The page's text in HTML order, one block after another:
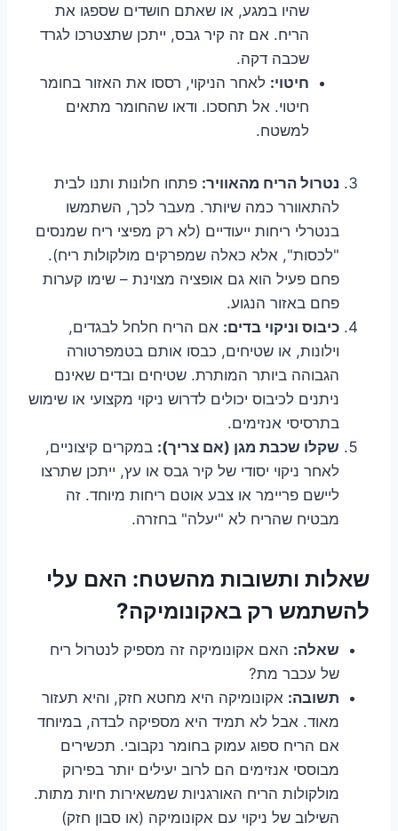
שהיו במגע, או שאתם חושדים שספגו את
הריח. אם זה קיר גבס, ייתכן שתצטרכו לגרד
שכבה דקה.
חיטוי: לאחר הניקוי, רססו את האזור בחומר
חיטוי. אל תחסכו. ודאו שהחומר מתאים
למשטח.
נטרול הריח מהאוויר: פתחו חלונות ותנו לבית
להתאוורר כמה שיותר. מעבר לכך, השתמשו
בנטרלי ריחות ייעודיים (לא רק מפיצי ריח שמנסים
"לכסות", אלא כאלה שמפרקים מולקולות ריח).
פחם פעיל הוא גם אופציה מצוינת – שימו קערות
פחם באזור הנגוע.
כיבוס וניקוי בדים: אם הריח חלחל לבגדים,
וילונות, או שטיחים, כבסו אותם בטמפרטורה
הגבוהה ביותר המותרת. שטיחים ובדים שאינם
ניתנים לכיבוס יכולים לדרוש ניקוי מקצועי או שימוש
בתרסיסי אנזימים.
שקלו שכבת מגן (אם צריך): במקרים קיצוניים,
לאחר ניקוי יסודי של קיר גבס או עץ, ייתכן שתרצו
ליישם פריימר או צבע אוטם ריחות מיוחד. זה
מבטיח שהריח לא "יעלה" בחזרה.
שאלות ותשובות מהשטח: האם עלי
להשתמש רק באקונומיקה?
שאלה: האם אקונומיקה זה מספיק לנטרול ריח
של עכבר מת?
תשובה: אקונומיקה היא מחטא חזק, והיא תעזור
מאוד. אבל לא תמיד היא מספיקה לבדה, במיוחד
אם הריח ספוג עמוק בחומר נקבובי. תכשירים
מבוססי אנזימים הם לרוב יעילים יותר בפירוק
מולקולות הריח האורגניות שמשאירות חיות מתות.
השילוב של ניקוי עם אקונומיקה (או סבון חזק)